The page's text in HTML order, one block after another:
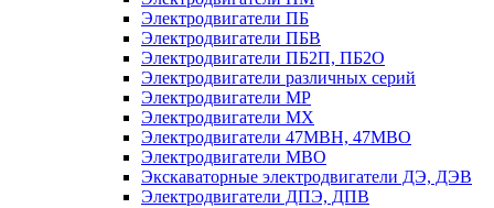
Электродвигатели ПБ
Электродвигатели ПБВ
Электродвигатели ПБ2П, ПБ2О
Электродвигатели различных серий
Электродвигатели МР
Электродвигатели MX
Электродвигатели 47MBH, 47МВО
Электродвигатели MBO
Экскаваторные электродвигатели ДЭ, ДЭВ
Электродвигатели ДПЭ, ДПВ